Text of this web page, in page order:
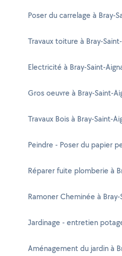
Poser du carrelage à Bray-
Travaux toiture à Bray-
Electricité à Bray-Saint-
Gros oeuvre à Bray-Saint-
Travaux Bois à Bray-Saint-
Peindre - Poser du papier
Réparer fuite plomberie à
Ramoner Cheminée à
Jardinage - entretien
Aménagement du jardin à